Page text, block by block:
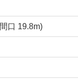
口 19.8m)